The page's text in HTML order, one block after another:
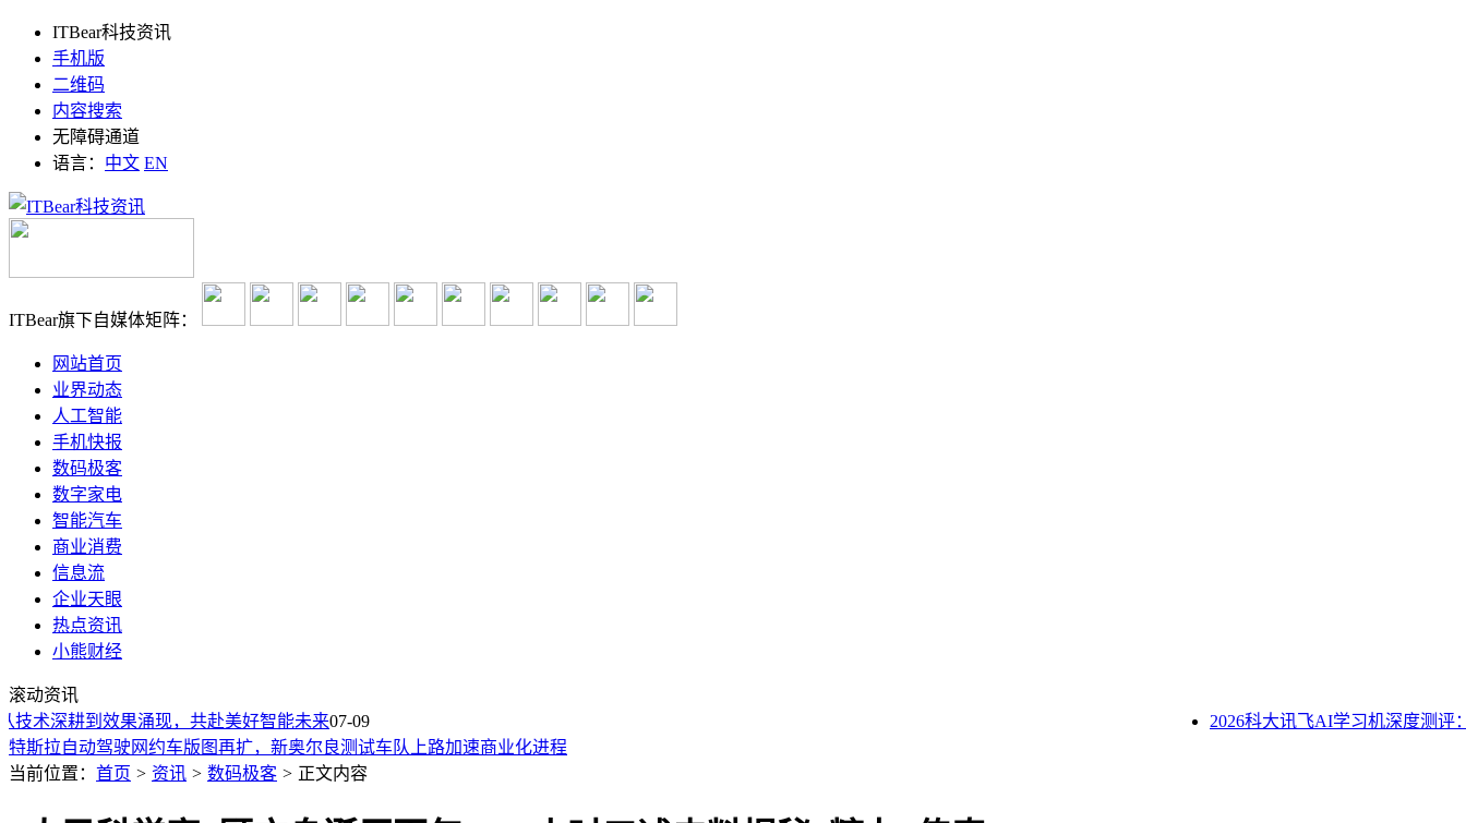
ITBear科技资讯
手机版
二维码
内容搜索
无障碍通道
语言： 中文 EN
ITBear旗下自媒体矩阵：
网站首页
业界动态
人工智能
手机快报
数码极客
数字家电
智能汽车
商业消费
信息流
企业天眼
热点资讯
小熊财经
滚动资讯
术深耕到效果涌现，共赴美好智能未来07-09 2026科大讯飞AI学习机深度测评：
育碧《细胞分裂》重制版侧重潜行玩法，《孤岛惊魂7》将推创新性生存模式
特斯拉Robotaxi自动驾驶网约车进军新奥尔良
特斯拉自动驾驶网约车版图再扩，新奥尔良测试车队上路加速商业化进程
泰勒·斯威夫特：2亿婚礼伴手礼只是冰山一角，20亿帝国女霸总清醒掌舵
TCL 27P2A Ultra双模Mini LED显示器开售，专业电竞配置售价3999元
当前位置： 首页 > 资讯 > 数码极客 > 正文内容